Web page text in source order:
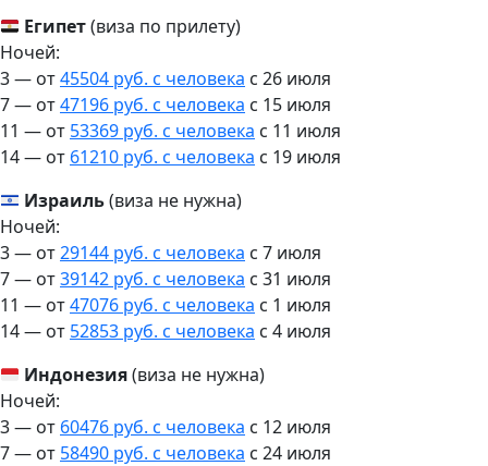
Египет(виза по прилету)
Ночей:
3 — от45504 руб. с человека c 26 июля
7 — от47196 руб. с человека c 15 июля
11 — от 53369 руб. с человека c 11 июля
14 — от 61210 руб. с человека c 19 июля
Израиль(виза не нужна)
Ночей:
3 — от29144 руб. с человека c 7 июля
7 — от39142 руб. с человека c 31 июля
11 — от47076 руб. с человека c 1 июля
14 — от 52853 руб. с человека c 4 июля
Индонезия(виза не нужна)
Ночей:
3 — от 60476 руб. с человека c 12 июля
7 — от 58490 руб. с человека c 24 июля